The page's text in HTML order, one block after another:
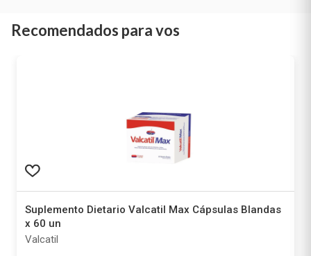
Recomendados para vos
Suplemento Dietario Valcatil Max Cápsulas Blandas
x 60 un
Valcatil